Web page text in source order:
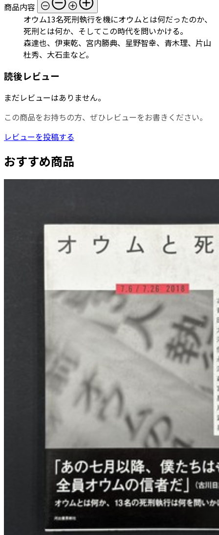
商品内容
オウム13名死刑執行を機にオウムとは何だったのか、
死刑とは何か、そしてこの時代を問いかける。
森達也、伊東乾、宮内勝典、星野智幸、青木理、片山
杜秀、大石圭など。
読後レビュー
まだレビューはありません。
この商品をお持ちの方、ぜひレビューをお書きください。
レビューを投稿する
おすすめ商品